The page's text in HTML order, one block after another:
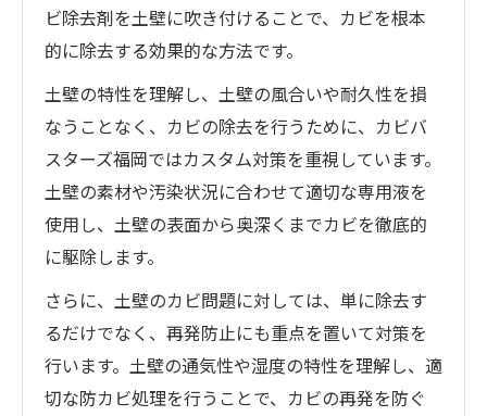
ビ除去剤を土壁に吹き付けることで、カビを根本
的に除去する効果的な方法です。
土壁の特性を理解し、土壁の風合いや耐久性を損
なうことなく、カビの除去を行うために、カビバ
スターズ福岡ではカスタム対策を重視しています。
土壁の素材や汚染状況に合わせて適切な専用液を
使用し、土壁の表面から奥深くまでカビを徹底的
に駆除します。
さらに、土壁のカビ問題に対しては、単に除去す
るだけでなく、再発防止にも重点を置いて対策を
行います。土壁の通気性や湿度の特性を理解し、適
切な防カビ処理を行うことで、カビの再発を防ぐ